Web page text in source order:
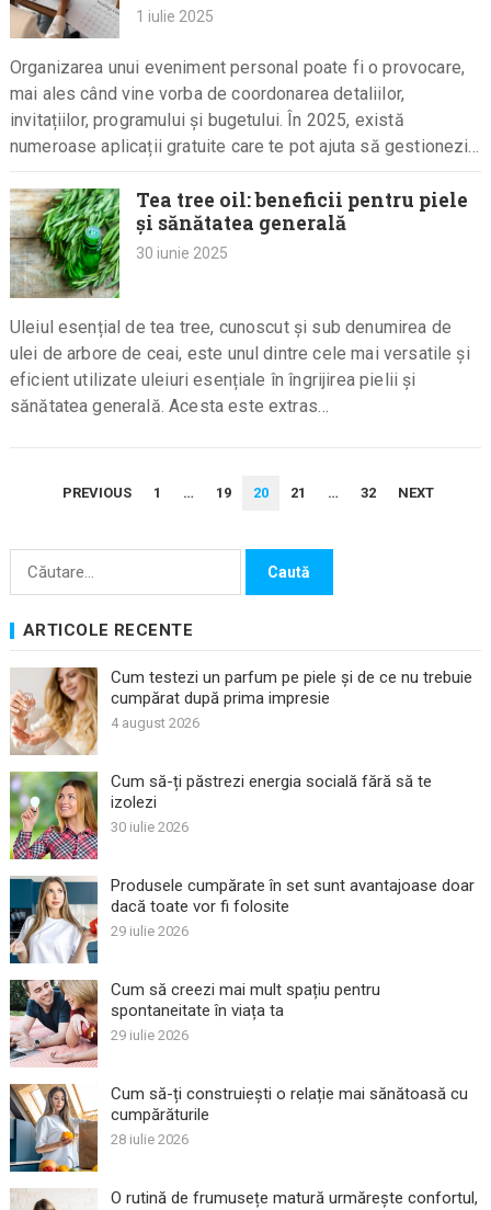
1 iulie 2025
Organizarea unui eveniment personal poate fi o provocare,
mai ales când vine vorba de coordonarea detaliilor,
invitațiilor, programului și bugetului. În 2025, există
numeroase aplicații gratuite care te pot ajuta să gestionezi
Tea tree oil: beneficii pentru piele
și sănătatea generală
30 iunie 2025
Uleiul esențial de tea tree, cunoscut și sub denumirea de
ulei de arbore de ceai, este unul dintre cele mai versatile și
eficient utilizate uleiuri esențiale în îngrijirea pielii și
sănătatea generală. Acesta este extras…
PAGINAȚIEPREVIOUS 1 … 19 20 21 … 32 NEXT
Caută
ARTICOLE RECENTE
Cum testezi un parfum pe piele și de ce nu trebuie
cumpărat după prima impresie
4 august 2026
Cum să-ți păstrezi energia socială fără să te
izolezi
30 iulie 2026
Produsele cumpărate în set sunt avantajoase doar
dacă toate vor fi folosite
29 iulie 2026
Cum să creezi mai mult spațiu pentru
spontaneitate în viața ta
29 iulie 2026
Cum să-ți construiești o relație mai sănătoasă cu
cumpărăturile
28 iulie 2026
O rutină de frumusețe matură urmărește confortul,